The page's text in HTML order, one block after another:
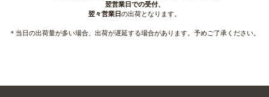
翌営業日での受付、
翌々営業日の出荷となります。
＊当日の出荷量が多い場合、出荷が遅延する場合があります。予めご了承ください。